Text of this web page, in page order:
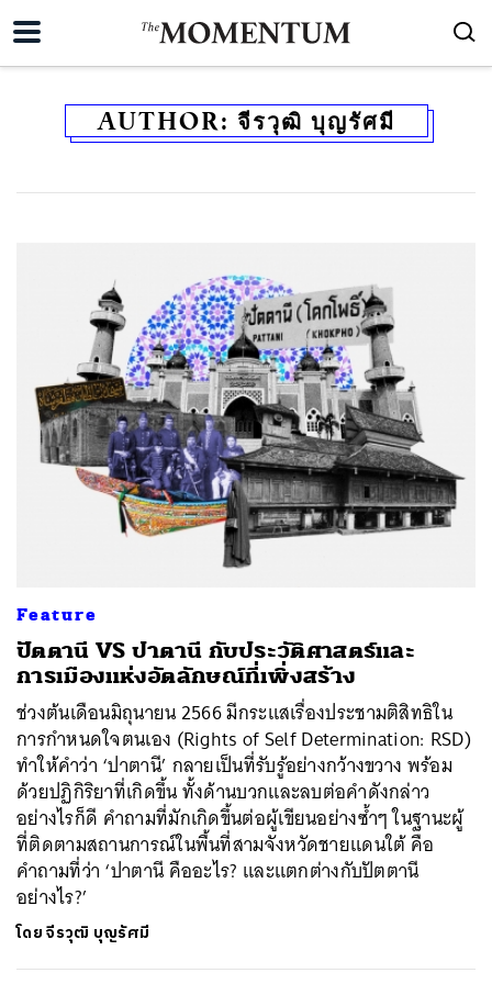
AUTHOR: จีรวุฒิ บุญรัศมี
Feature
ปัตตานี VS ปาตานี กับประวัติศาสตร์และ
การเมืองแห่งอัตลักษณ์ที่เพิ่งสร้าง
ช่วงต้นเดือนมิถุนายน 2566 มีกระแสเรื่องประชามติสิทธิใน
การกำหนดใจตนเอง (Rights of Self Determination: RSD)
ทำให้คำว่า ‘ปาตานี’ กลายเป็นที่รับรู้อย่างกว้างขวาง พร้อม
ด้วยปฏิกิริยาที่เกิดขึ้น ทั้งด้านบวกและลบต่อคำดังกล่าว
อย่างไรก็ดี คำถามที่มักเกิดขึ้นต่อผู้เขียนอย่างซ้ำๆ ในฐานะผู้
ที่ติดตามสถานการณ์ในพื้นที่สามจังหวัดชายแดนใต้ คือ
คำถามที่ว่า ‘ปาตานี คืออะไร? และแตกต่างกับปัตตานี
อย่างไร?’
โดยจีรวุฒิ บุญรัศมี